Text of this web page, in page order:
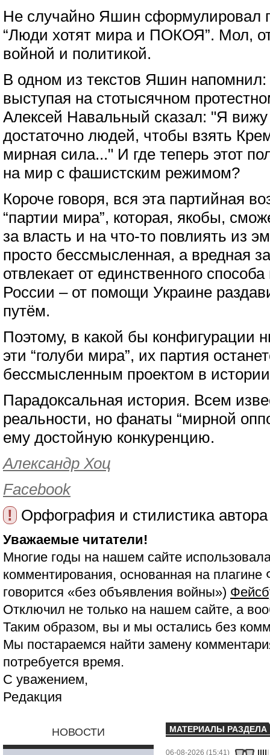
Не случайно Яшин сформулировал
“Люди хотят мира и ПОКОЯ”. Мол,
войной и политикой.
В одном из текстов Яшин напомнил:
выступая на стотысячном
Алексей Навальный сказал: "Я
достаточно людей, чтобы взять
мирная сила..." И где теперь этот
на мир с фашистским режимом?
Короче говоря, вся эта партийная
“партии мира”, которая, якобы,
за власть и на что-то повлиять из
просто бессмысленная, а вредная
отвлекает от единственного
России – от помощи Украине
путём.
Поэтому, в какой бы конфигурации
эти “голуби мира”, их партия
бессмысленным проектом в
Парадоксальная история. Всем
реальности, но фанаты “мирной
ему достойную конкуренцию.
Александр Хоц
Facebook
!
Орфография и стилистика
Уважаемые читатели!
Многие годы на нашем сайте
комментирования, основанная на
говорится «без объявления войны»)
Отключил не только на нашем сайте, а
Таким образом, вы и мы остались без
Мы постараемся найти замену
потребуется время.
С уважением,
Редакция
НОВОСТИ МАТЕРИАЛЫ РАЗДЕЛА
06-08-2026 (15:41)